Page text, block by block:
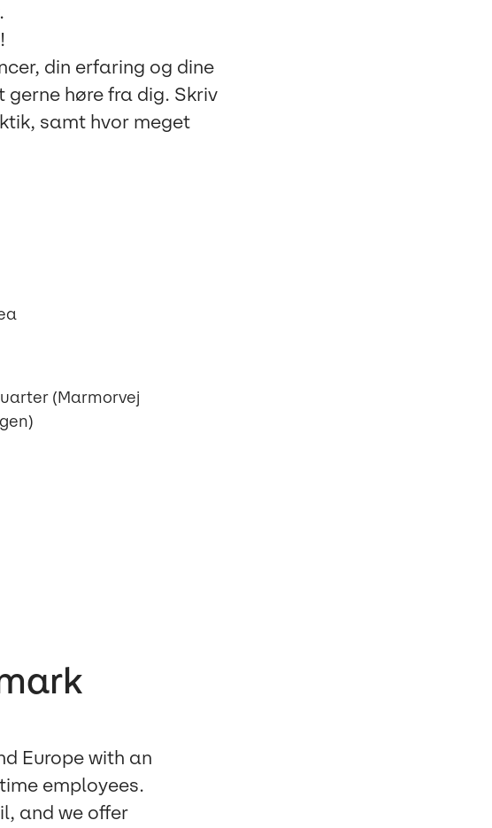
din erfaring og dine
høre fra dig. Skriv
samt hvor meget
(Marmorvej
Europe with an
employees.
and we offer